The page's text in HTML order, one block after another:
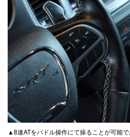
▲8速ATをパドル操作にて操ることが可能で